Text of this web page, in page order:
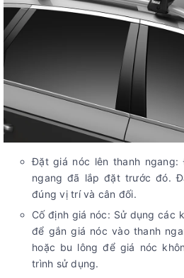
Đặt giá nóc lên thanh
ngang đã lắp đặt trước đó.
đúng vị trí và cân đối.
Cố định giá nóc: Sử dụng các
để gắn giá nóc vào thanh
hoặc bu lông để giá nóc
trình sử dụng.